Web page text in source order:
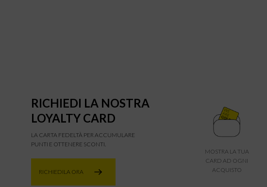
RICHIEDI LA NOSTRA
LOYALTY CARD
LA CARTA FEDELTÀ PER ACCUMULARE
PUNTI E OTTENERE SCONTI.
RICHIEDILA ORA
MOSTRA LA TUA
CARD AD OGNI
ACQUISTO